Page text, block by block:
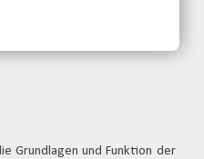
Grundlagen und Funktion der